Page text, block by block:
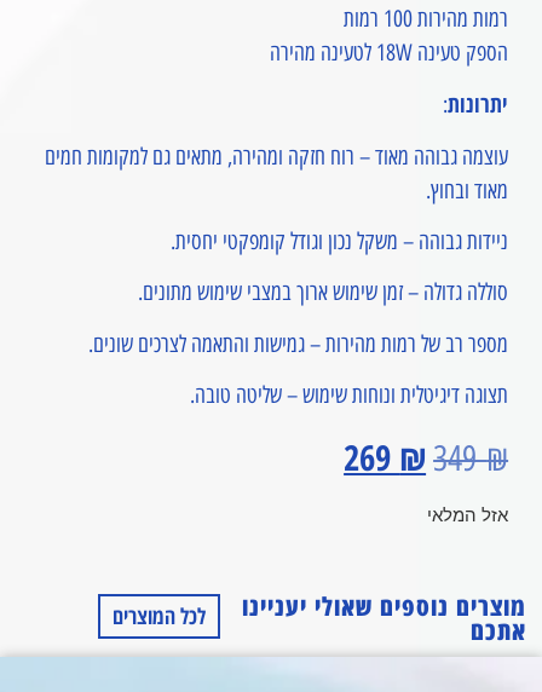
רמות מהירות ‎100 רמות
הספק טעינה ‎18W לטעינה מהירה
יתרונות:
עוצמה גבוהה מאוד – רוח חזקה ומהירה, מתאים גם למקומות חמים
מאוד ובחוץ.
ניידות גבוהה – משקל נכון וגודל קומפקטי יחסית.
סוללה גדולה – זמן שימוש ארוך במצבי שימוש מתונים.
מספר רב של רמות מהירות – גמישות והתאמה לצרכים שונים.
תצוגה דיגיטלית ונוחות שימוש – שליטה טובה.
349₪
269 ₪
אזל המלאי
מוצרים נוספים שאולי יעניינו
אתכם לכל המוצרים